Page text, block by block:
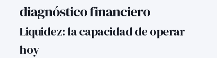
diagnóstico financiero
Liquidez: la capacidad de operar
hoy